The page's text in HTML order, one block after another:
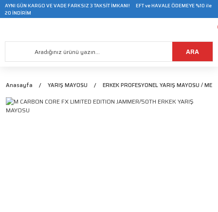
AYNI GÜN KARGO VE VADE FARKSIZ 3 TAKSİT İMKANI! EFT ve HAVALE ÖDEMEYE %10 ile
20 İNDİRİM
ARA
Anasayfa YARIŞ MAYOSU ERKEK PROFESYONEL YARIŞ MAYOSU / MEN